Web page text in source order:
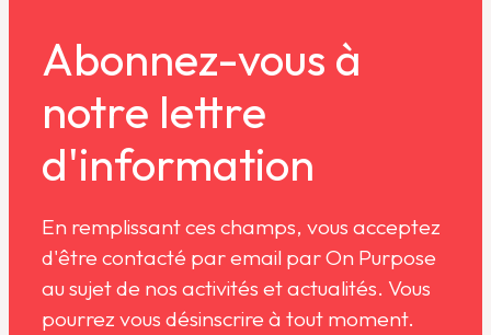
Abonnez-vous à
notre lettre
d'information
En remplissant ces champs, vous acceptez
d'être contacté par email par On Purpose
au sujet de nos activités et actualités. Vous
pourrez vous désinscrire à tout moment.